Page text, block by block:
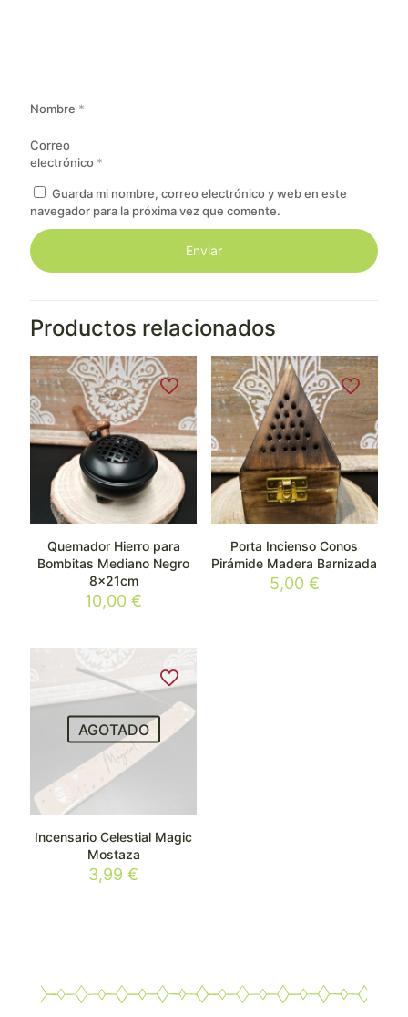
Nombre *
Correo
electrónico *
Guarda mi nombre, correo electrónico y web en este
navegador para la próxima vez que comente.
Productos relacionados
Quemador Hierro para
Bombitas Mediano Negro
8x21cm
10,00€
Porta Incienso Conos
Pirámide Madera Barnizada
5,00 €
AGOTADO
Incensario Celestial Magic
Mostaza
3,99€